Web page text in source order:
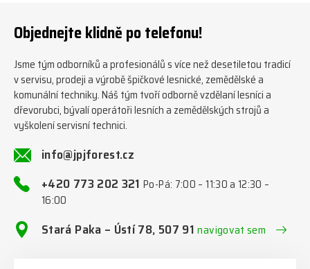
#firewoodproduction
Objednejte klidně po telefonu!
Jsme tým odborníků a profesionálů s více než desetiletou tradicí
v servisu, prodeji a výrobě špičkové lesnické, zemědělské a
komunální techniky. Náš tým tvoří odborně vzdělaní lesníci a
dřevorubci, bývalí operátoři lesních a zemědělských strojů a
vyškolení servisní technici.
info@jpjforest.cz
+420 773 202 321Po-Pá: 7:00 – 11:30 a 12:30 –
16:00
Stará Paka – Ústí 78, 507 91navigovat sem